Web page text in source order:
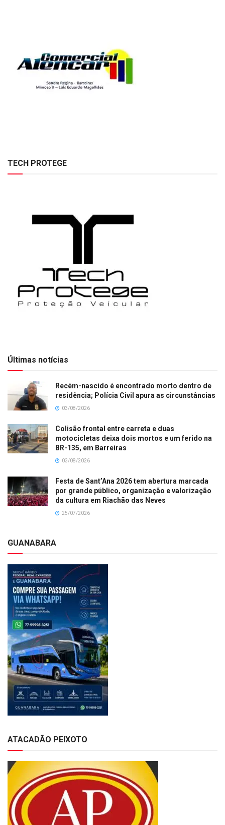
TECH PROTEGE
Últimas notícias
Recém-nascido é encontrado morto dentro de
residência; Polícia Civil apura as circunstâncias
03/08/2026
Colisão frontal entre carreta e duas
motocicletas deixa dois mortos e um ferido na
BR-135, em Barreiras
03/08/2026
Festa de Sant’Ana 2026 tem abertura marcada
por grande público, organização e valorização
da cultura em Riachão das Neves
25/07/2026
GUANABARA
ATACADÃO PEIXOTO